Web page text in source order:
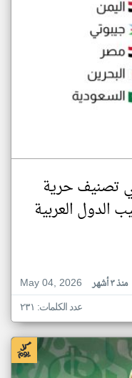
تصنيف حرية
الدول العربية
May 04, 2026
منذ ٣ أشهر
عدد الكلمات: ٢٣١